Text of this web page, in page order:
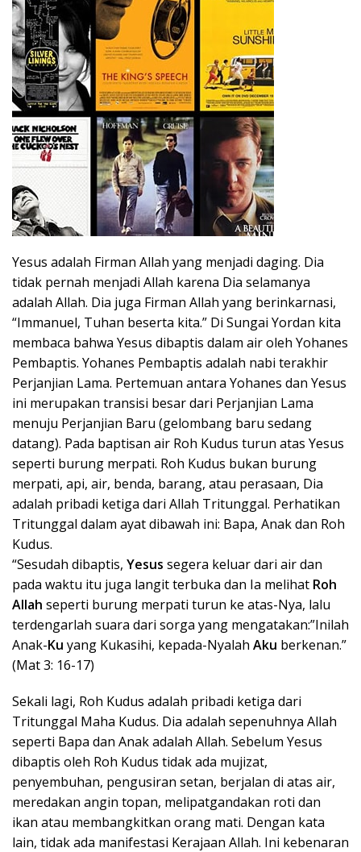
Yesus adalah Firman Allah yang menjadi daging. Dia
tidak pernah menjadi Allah karena Dia selamanya
adalah Allah. Dia juga Firman Allah yang berinkarnasi,
“Immanuel, Tuhan beserta kita.” Di Sungai Yordan kita
membaca bahwa Yesus dibaptis dalam air oleh Yohanes
Pembaptis. Yohanes Pembaptis adalah nabi terakhir
Perjanjian Lama. Pertemuan antara Yohanes dan Yesus
ini merupakan transisi besar dari Perjanjian Lama
menuju Perjanjian Baru (gelombang baru sedang
datang). Pada baptisan air Roh Kudus turun atas Yesus
seperti burung merpati. Roh Kudus bukan burung
merpati, api, air, benda, barang, atau perasaan, Dia
adalah pribadi ketiga dari Allah Tritunggal. Perhatikan
Tritunggal dalam ayat dibawah ini: Bapa, Anak dan Roh
Kudus.
“Sesudah dibaptis, Yesus segera keluar dari air dan
pada waktu itu juga langit terbuka dan Ia melihat Roh
Allah seperti burung merpati turun ke atas-Nya, lalu
terdengarlah suara dari sorga yang mengatakan:”Inilah
Anak-Ku yang Kukasihi, kepada-Nyalah Aku berkenan.”
(Mat 3: 16-17)
Sekali lagi, Roh Kudus adalah pribadi ketiga dari
Tritunggal Maha Kudus. Dia adalah sepenuhnya Allah
seperti Bapa dan Anak adalah Allah. Sebelum Yesus
dibaptis oleh Roh Kudus tidak ada mujizat,
penyembuhan, pengusiran setan, berjalan di atas air,
meredakan angin topan, melipatgandakan roti dan
ikan atau membangkitkan orang mati. Dengan kata
lain, tidak ada manifestasi Kerajaan Allah. Ini kebenaran